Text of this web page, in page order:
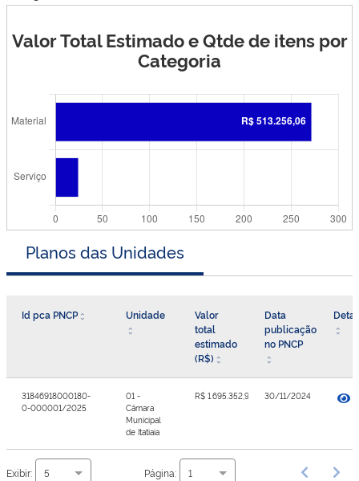
Valor Total Estimado e Qtde de itens por
Categoria
Planos das Unidades
Id pca PNCP Unidade
Valor
total
estimado
(R$)
Data
publicação
no PNCP
31846918000180-
0-000001/2025
01 -
Câmara
Municipal
de Itatiaia
R$ 1.695.352,90 30/11/2024
Exibir: 5 Página: 1